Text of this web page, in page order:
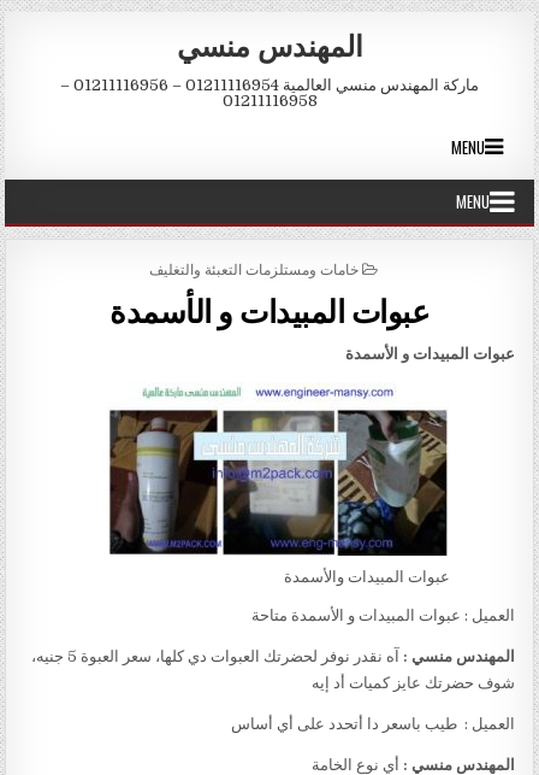
Skip to content
المهندس منسي
ماركة المهندس منسي العالمية 01211116954 – 01211116956 –
01211116958
MENU
MENU
POSTED IN
خامات ومستلزمات التعبئة والتغليف
عبوات المبيدات و الأسمدة
عبوات المبيدات و الأسمدة
عبوات المبيدات والأسمدة
العميل : عبوات المبيدات و الأسمدة متاحة
المهندس منسي :
آه نقدر نوفر لحضرتك العبوات دي كلها، سعر العبوة 5 جنيه،
شوف حضرتك عايز كميات أد إيه
العميل : طيب باسعر دا أتحدد على أي أساس
المهندس منسي : أي نوع الخامة